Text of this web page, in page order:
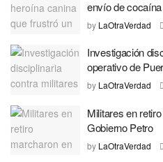
envío de
by LaOtraVerdad
Investigación
operativo de
by LaOtraVerdad
Militares en
Gobierno Petro
by LaOtraVerdad